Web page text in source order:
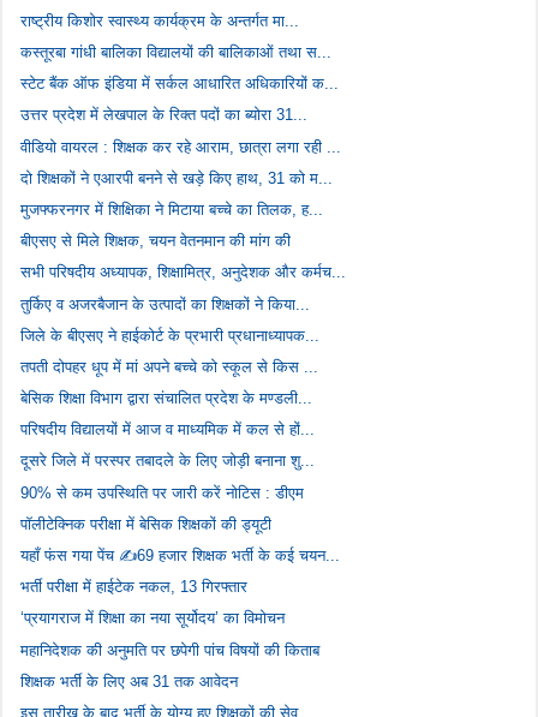
राष्ट्रीय किशोर स्वास्थ्य कार्यक्रम के अन्तर्गत मा...
कस्तूरबा गांधी बालिका विद्यालयों की बालिकाओं तथा स...
स्टेट बैंक ऑफ इंडिया में सर्कल आधारित अधिकारियों क...
उत्तर प्रदेश में लेखपाल के रिक्त पदों का ब्योरा 31...
वीडियो वायरल : शिक्षक कर रहे आराम, छात्रा लगा रही ...
दो शिक्षकों ने एआरपी बनने से खड़े किए हाथ, 31 को म...
मुजफ्फरनगर में शिक्षिका ने मिटाया बच्चे का तिलक, ह...
बीएसए से मिले शिक्षक, चयन वेतनमान की मांग की
सभी परिषदीय अध्यापक, शिक्षामित्र, अनुदेशक और कर्मच...
तुर्किए व अजरबैजान के उत्पादों का शिक्षकों ने किया...
जिले के बीएसए ने हाईकोर्ट के प्रभारी प्रधानाध्यापक...
तपती दोपहर धूप में मां अपने बच्चे को स्कूल से किस ...
बेसिक शिक्षा विभाग द्वारा संचालित प्रदेश के मण्डली...
परिषदीय विद्यालयों में आज व माध्यमिक में कल से हों...
दूसरे जिले में परस्पर तबादले के लिए जोड़ी बनाना शु...
90% से कम उपस्थिति पर जारी करें नोटिस : डीएम
पॉलीटेक्निक परीक्षा में बेसिक शिक्षकों की ड्यूटी
यहाँ फंस गया पेंच ✍️69 हजार शिक्षक भर्ती के कई चयन...
भर्ती परीक्षा में हाईटेक नकल, 13 गिरफ्तार
‘प्रयागराज में शिक्षा का नया सूर्योदय’ का विमोचन
महानिदेशक की अनुमति पर छपेगी पांच विषयों की किताब
शिक्षक भर्ती के लिए अब 31 तक आवेदन
इस तारीख के बाद भर्ती के योग्य हुए शिक्षकों की सेव...